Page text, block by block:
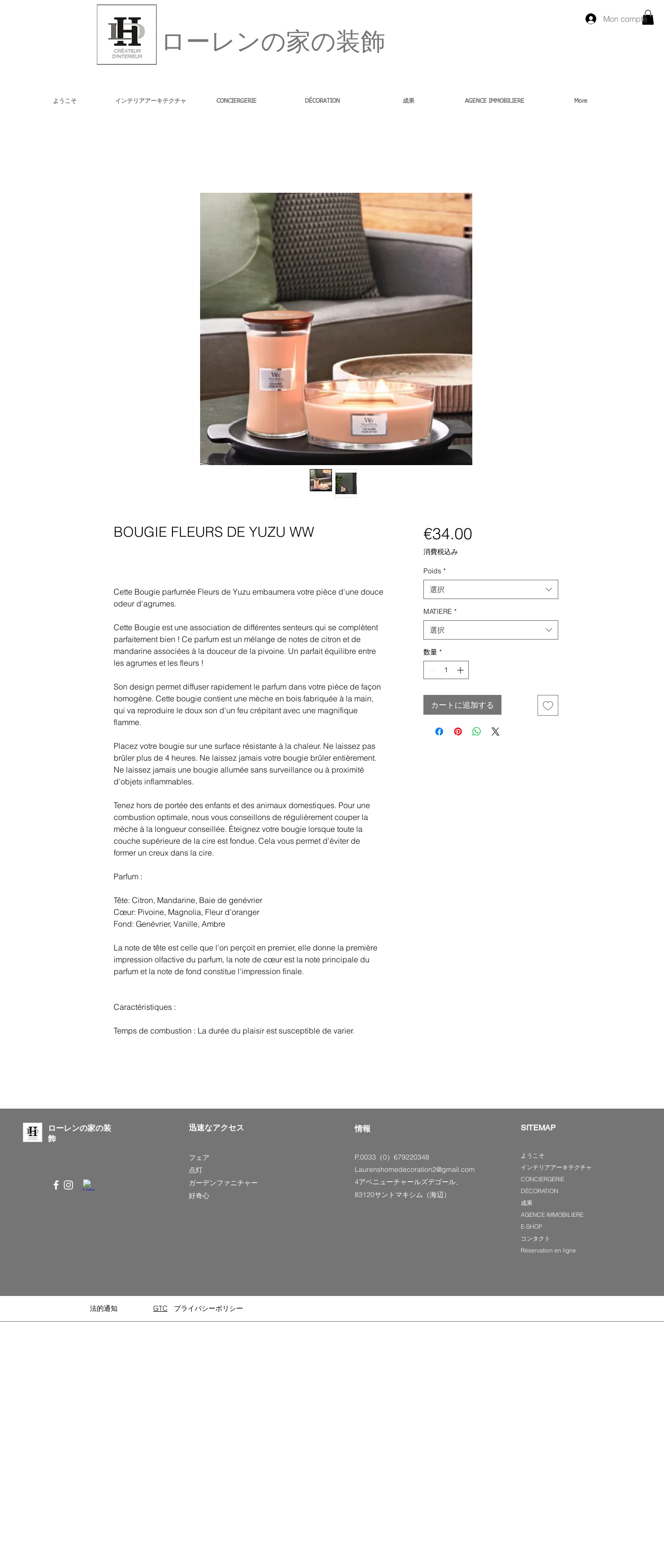
Mon compte
ローレンの家の装飾
ようこそ インテリアアーキテクチャ CONCIERGERIE DÉCORATION 成果 AGENCE IMMOBILIERE More
BOUGIE FLEURS DE YUZU WW
Cette Bougie parfumée Fleurs de Yuzu embaumera votre pièce d'une douce
odeur d'agrumes.
Cette Bougie est une association de différentes senteurs qui se complètent
parfaitement bien ! Ce parfum est un mélange de notes de citron et de
mandarine associées à la douceur de la pivoine. Un parfait équilibre entre
les agrumes et les fleurs !
Son design permet diffuser rapidement le parfum dans votre pièce de façon
homogène. Cette bougie contient une mèche en bois fabriquée à la main,
qui va reproduire le doux son d'un feu crépitant avec une magnifique
flamme.
Placez votre bougie sur une surface résistante à la chaleur. Ne laissez pas
brûler plus de 4 heures. Ne laissez jamais votre bougie brûler entièrement.
Ne laissez jamais une bougie allumée sans surveillance ou à proximité
d’objets inflammables.
Tenez hors de portée des enfants et des animaux domestiques. Pour une
combustion optimale, nous vous conseillons de régulièrement couper la
mèche à la longueur conseillée. Éteignez votre bougie lorsque toute la
couche supérieure de la cire est fondue. Cela vous permet d’éviter de
former un creux dans la cire.
Parfum :
Tête: Citron, Mandarine, Baie de genévrier
Cœur: Pivoine, Magnolia, Fleur d’oranger
Fond: Genévrier, Vanille, Ambre
La note de tête est celle que l'on perçoit en premier, elle donne la première
impression olfactive du parfum, la note de cœur est la note principale du
parfum et la note de fond constitue l'impression finale.
Caractéristiques :
Temps de combustion : La durée du plaisir est susceptible de varier.
€34.00価
消費税込み
Poids *
選択
MATIERE *
選択
数量 *
カートに追加する
ローレンの家の装
飾
迅速なアクセス
フェア
点灯
ガーデンファニチャー
好奇心
情報
P.0033（0）679220348
Laurenshomedecoration2@gmail.com
4アベニューチャールズデゴール、
83120サントマキシム（海辺）
SITEMAP
ようこそ
インテリアアーキテクチャ
CONCIERGERIE
DÉCORATION
成果
AGENCE IMMOBILIERE
E-SHOP
コンタクト
Réservation en ligne
法的通知 GTC プライバシーポリシー